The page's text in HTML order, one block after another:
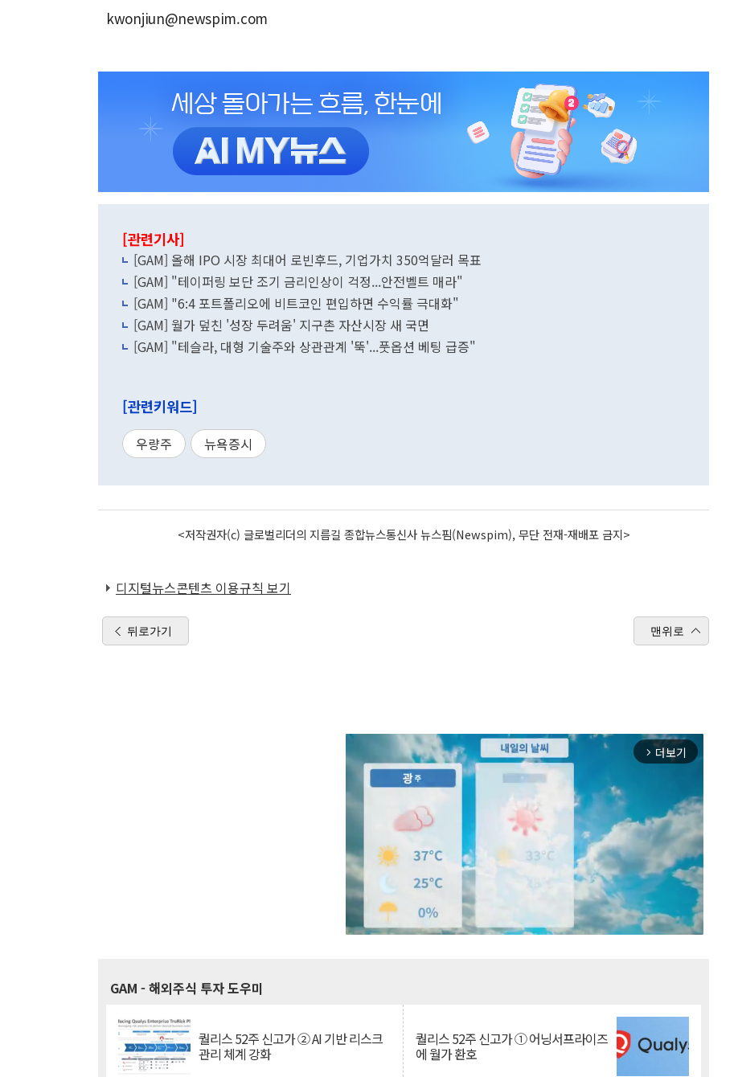
kwonjiun@newspim.com
[관련기사]
[GAM] 올해 IPO 시장 최대어 로빈후드, 기업가치 350억달러 목표
[GAM] "테이퍼링 보단 조기 금리인상이 걱정...안전벨트 매라"
[GAM] "6:4 포트폴리오에 비트코인 편입하면 수익률 극대화"
[GAM] 월가 덮친 '성장 두려움' 지구촌 자산시장 새 국면
[GAM] "테슬라, 대형 기술주와 상관관계 '뚝'...풋옵션 베팅 급증"
[관련키워드]
우량주 뉴욕증시
<저작권자(c) 글로벌리더의 지름길 종합뉴스통신사 뉴스핌(Newspim), 무단 전재-재배포 금지>
디지털뉴스콘텐츠 이용규칙 보기
뒤로가기 맨위로
arrow_forward_ios 더보기
GAM - 해외주식 투자 도우미
퀄리스 52주 신고가 ② AI 기반 리스크
관리 체계 강화
퀄리스 52주 신고가 ① 어닝서프라이즈
에 월가 환호